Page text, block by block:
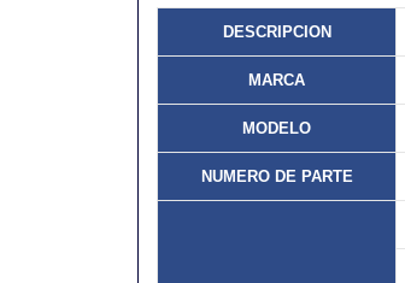
DESCRIPCION
MARCA
MODELO
NUMERO DE PARTE